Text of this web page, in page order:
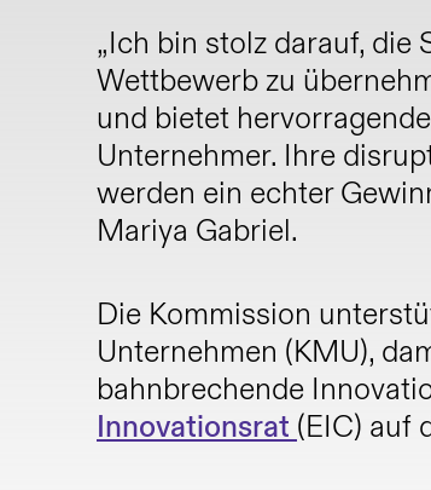
„Ich bin stolz darauf,
Wettbewerb zu
und bietet
Unternehmer. Ihre
werden ein echter
Mariya Gabriel.
Die Kommission
Unternehmen (KMU),
bahnbrechende
Innovationsrat (EIC) auf